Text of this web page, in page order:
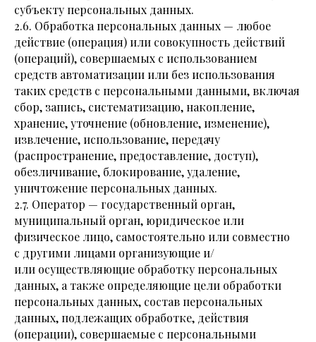
субъекту персональных данных.
2.6. Обработка персональных данных — любое
действие (операция) или совокупность действий
(операций), совершаемых с использованием
средств автоматизации или без использования
таких средств с персональными данными, включая
сбор, запись, систематизацию, накопление,
хранение, уточнение (обновление, изменение),
извлечение, использование, передачу
(распространение, предоставление, доступ),
обезличивание, блокирование, удаление,
уничтожение персональных данных.
2.7. Оператор — государственный орган,
муниципальный орган, юридическое или
физическое лицо, самостоятельно или совместно
с другими лицами организующие и/
или осуществляющие обработку персональных
данных, а также определяющие цели обработки
персональных данных, состав персональных
данных, подлежащих обработке, действия
(операции), совершаемые с персональными